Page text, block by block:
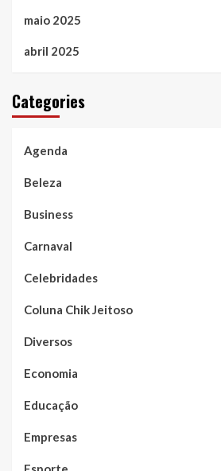
maio 2025
abril 2025
Categories
Agenda
Beleza
Business
Carnaval
Celebridades
Coluna Chik Jeitoso
Diversos
Economia
Educação
Empresas